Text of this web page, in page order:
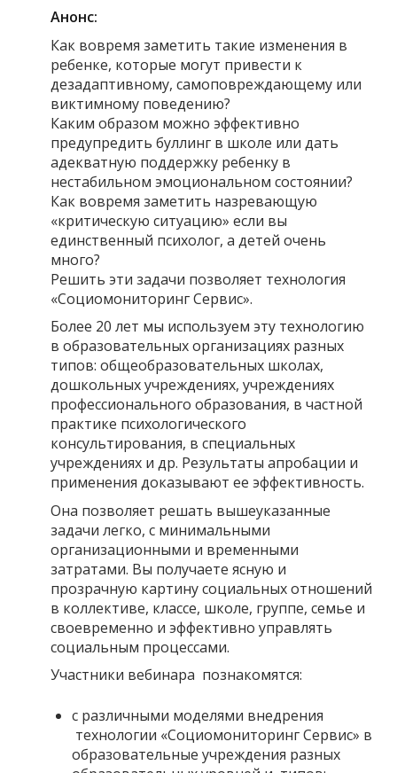
Анонс:
Как вовремя заметить такие изменения в
ребенке, которые могут привести к
дезадаптивному, самоповреждающему или
виктимному поведению?
Каким образом можно эффективно
предупредить буллинг в школе или дать
адекватную поддержку ребенку в
нестабильном эмоциональном состоянии?
Как вовремя заметить назревающую
«критическую ситуацию» если вы
единственный психолог, а детей очень
много?
Решить эти задачи позволяет технология
«Социомониторинг Сервис».
Более 20 лет мы используем эту технологию
в образовательных организациях разных
типов: общеобразовательных школах,
дошкольных учреждениях, учреждениях
профессионального образования, в частной
практике психологического
консультирования, в специальных
учреждениях и др. Результаты апробации и
применения доказывают ее эффективность.
Она позволяет решать вышеуказанные
задачи легко, с минимальными
организационными и временными
затратами. Вы получаете ясную и
прозрачную картину социальных отношений
в коллективе, классе, школе, группе, семье и
своевременно и эффективно управлять
социальным процессами.
Участники вебинара познакомятся:
с различными моделями внедрения
технологии «Социомониторинг Сервис» в
образовательные учреждения разных